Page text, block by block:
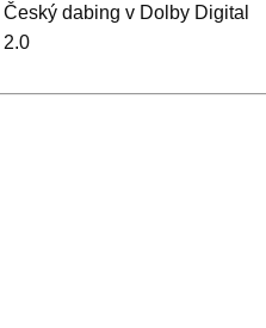
Český dabing v Dolby Digital
2.0